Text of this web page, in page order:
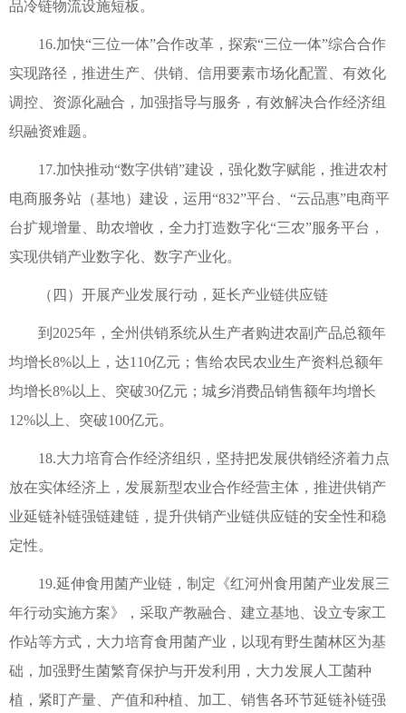
品冷链物流设施短板。
16.加快“三位一体”合作改革，探索“三位一体”综合合作
实现路径，推进生产、供销、信用要素市场化配置、有效化
调控、资源化融合，加强指导与服务，有效解决合作经济组
织融资难题。
17.加快推动“数字供销”建设，强化数字赋能，推进农村
电商服务站（基地）建设，运用“832”平台、“云品惠”电商平
台扩规增量、助农增收，全力打造数字化“三农”服务平台，
实现供销产业数字化、数字产业化。
（四）开展产业发展行动，延长产业链供应链
到2025年，全州供销系统从生产者购进农副产品总额年
均增长8%以上，达110亿元；售给农民农业生产资料总额年
均增长8%以上、突破30亿元；城乡消费品销售额年均增长
12%以上、突破100亿元。
18.大力培育合作经济组织，坚持把发展供销经济着力点
放在实体经济上，发展新型农业合作经营主体，推进供销产
业延链补链强链建链，提升供销产业链供应链的安全性和稳
定性。
19.延伸食用菌产业链，制定《红河州食用菌产业发展三
年行动实施方案》，采取产教融合、建立基地、设立专家工
作站等方式，大力培育食用菌产业，以现有野生菌林区为基
础，加强野生菌繁育保护与开发利用，大力发展人工菌种
植，紧盯产量、产值和种植、加工、销售各环节延链补链强